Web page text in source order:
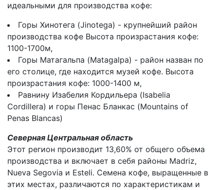
идеальными для производства кофе:
Горы Хинотега (Jinotega) - крупнейший район
производства кофе Высота произрастания кофе:
1100-1700м,
Горы Матагальпа (Matagalpa) - район назван по
его столице, где находится музей кофе. Высота
произрастания кофе: 1000-1400 м,
Равнину Изабелия Кордильера (Isabelia
Cordillera) и горы Пенас Бланкас (Mountains of
Penas Blancas)
Северная Центральная область
Этот регион производит 13,60% от общего объема
производства и включает в себя районы Madriz,
Nueva Segovia и Esteli. Семена кофе, выращенные в
этих местах, различаются по характеристикам и